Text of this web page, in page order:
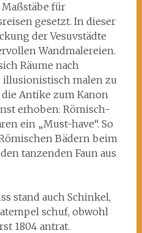
Maßstäbe für
gesetzt. In dieser
der Vesuvstädte
Wandmalereien.
Räume nach
malen zu
die Antike zum Kanon
erhoben: Römisch-
ein „Must-have“. So
Bädern beim
tanzenden Faun aus
stand auch Schinkel,
schuf, obwohl
1804 antrat.